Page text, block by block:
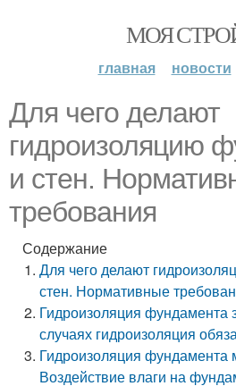
МОЯ
главная новости
Для чего делают
гидроизоляцию
и стен.
требования
Содержание
Для чего делают
стен. Нормативные
Гидроизоляция фундамента
случаях гидроизоляция
Гидроизоляция фундамента
Воздействие влаги на